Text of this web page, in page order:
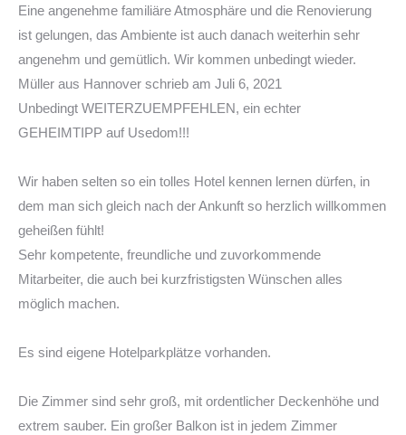
Eine angenehme familiäre Atmosphäre und die Renovierung
ist gelungen, das Ambiente ist auch danach weiterhin sehr
angenehm und gemütlich. Wir kommen unbedingt wieder.
Müller aus Hannover schrieb am Juli 6, 2021
Unbedingt WEITERZUEMPFEHLEN, ein echter
GEHEIMTIPP auf Usedom!!!
Wir haben selten so ein tolles Hotel kennen lernen dürfen, in
dem man sich gleich nach der Ankunft so herzlich willkommen
geheißen fühlt!
Sehr kompetente, freundliche und zuvorkommende
Mitarbeiter, die auch bei kurzfristigsten Wünschen alles
möglich machen.
Es sind eigene Hotelparkplätze vorhanden.
Die Zimmer sind sehr groß, mit ordentlicher Deckenhöhe und
extrem sauber. Ein großer Balkon ist in jedem Zimmer